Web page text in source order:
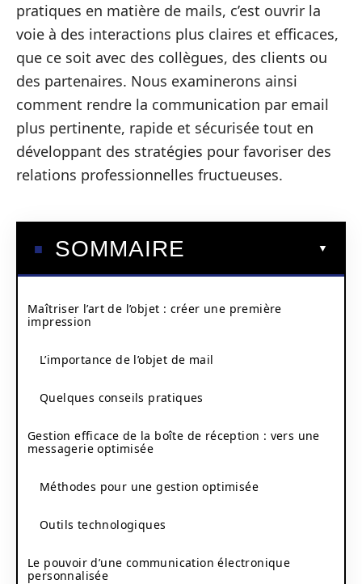
pratiques en matière de mails, c’est ouvrir la
voie à des interactions plus claires et efficaces,
que ce soit avec des collègues, des clients ou
des partenaires. Nous examinerons ainsi
comment rendre la communication par email
plus pertinente, rapide et sécurisée tout en
développant des stratégies pour favoriser des
relations professionnelles fructueuses.
SOMMAIRE
Maîtriser l’art de l’objet : créer une première
impression
L’importance de l’objet de mail
Quelques conseils pratiques
Gestion efficace de la boîte de réception : vers une
messagerie optimisée
Méthodes pour une gestion optimisée
Outils technologiques
Le pouvoir d’une communication électronique
personnalisée